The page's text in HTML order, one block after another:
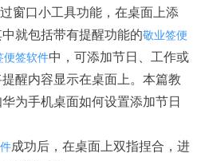
窗口小工具功能，在桌面上添
就包括带有提醒功能的敬业签便
便签软件中，可添加节日、工作或
醒内容显示在桌面上。本篇教
为手机桌面如何设置添加节日
成功后，在桌面上双指捏合，进